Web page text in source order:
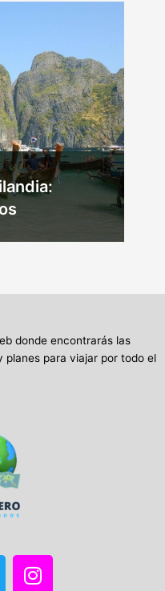
donde encontrarás las
planes para viajar por todo el
I
n